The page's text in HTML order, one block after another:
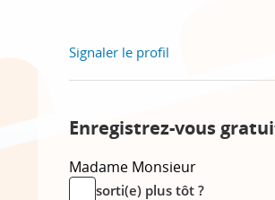
Signaler le profil
Enregistrez-vous
Madame Monsieur
sorti(e) plus tôt ?